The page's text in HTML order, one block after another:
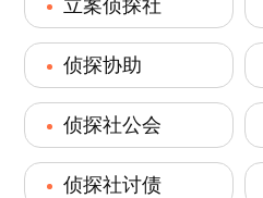
立案侦探社
侦探协助
侦探社公会
侦探社讨债